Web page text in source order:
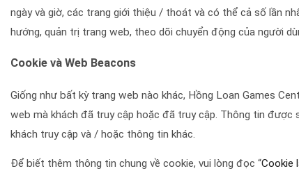
ngày và giờ, các trang giới thiệu / thoát và có thể cả số lần
hướng, quản trị trang web, theo dõi chuyển động của người
Cookie và Web Beacons
Giống như bất kỳ trang web nào khác, Hồng Loan Games
web mà khách đã truy cập hoặc đã truy cập. Thông tin được
khách truy cập và / hoặc thông tin khác.
Để biết thêm thông tin chung về cookie, vui lòng đọc “Cookie